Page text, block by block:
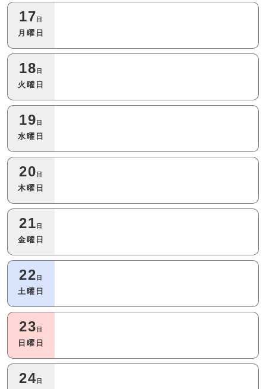
17 日
月曜日
18 日
火曜日
19 日
水曜日
20 日
木曜日
21 日
金曜日
22 日
土曜日
23 日
日曜日
24日